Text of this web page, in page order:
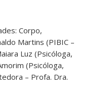
Corpo,
Martins (PIBIC –
Luz (Psicóloga,
(Psicóloga,
– Profa. Dra.